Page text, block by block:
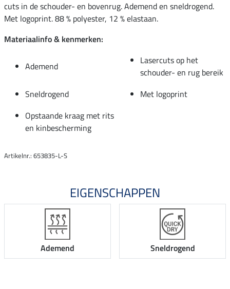
cuts in de schouder- en bovenrug. Ademend en sneldrogend.
Met logoprint. 88 % polyester, 12 % elastaan.
Materiaalinfo & kenmerken:
Ademend
Lasercuts op het
schouder- en rug bereik
Sneldrogend
Met logoprint
Opstaande kraag met rits
en kinbescherming
Artikelnr.: 653835-L-S
EIGENSCHAPPEN
Ademend Sneldrogend